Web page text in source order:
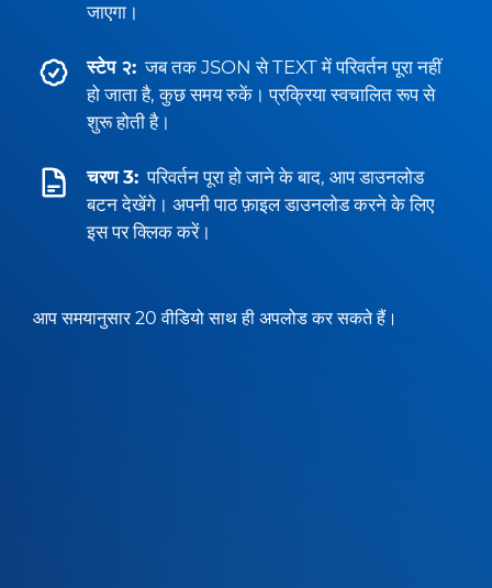
जाएगा।
स्टेप २: जब तक JSON से TEXT में परिवर्तन पूरा नहीं
हो जाता है, कुछ समय रुकें। प्रक्रिया स्वचालित रूप से
शुरू होती है।
चरण 3: परिवर्तन पूरा हो जाने के बाद, आप डाउनलोड
बटन देखेंगे। अपनी पाठ फ़ाइल डाउनलोड करने के लिए
इस पर क्लिक करें।
आप समयानुसार 20 वीडियो साथ ही अपलोड कर सकते हैं।